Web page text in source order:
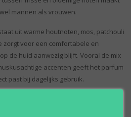
mannen als vrouwen.
uit warme houtnoten, mos, patchouli
zorgt voor een comfortabele en
de huid aanwezig blijft. Vooral de mix
accenten geeft het parfum
past bij dagelijks gebruik.
Afnan 9am